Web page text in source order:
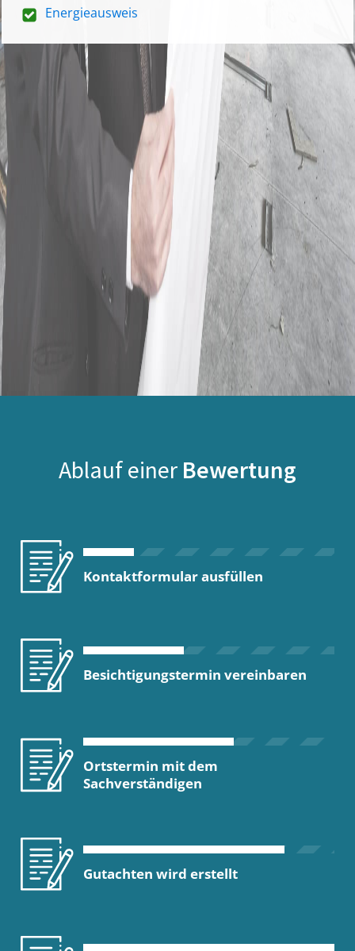
Energieausweis
Ablauf einer Bewertung
Kontaktformular ausfüllen
Besichtigungstermin vereinbaren
Ortstermin mit dem
Sachverständigen
Gutachten wird erstellt